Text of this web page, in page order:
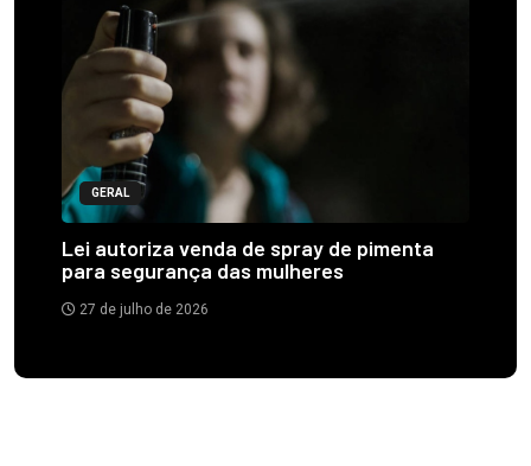
GERAL
Lei autoriza venda de spray de pimenta
para segurança das mulheres
27 de julho de 2026